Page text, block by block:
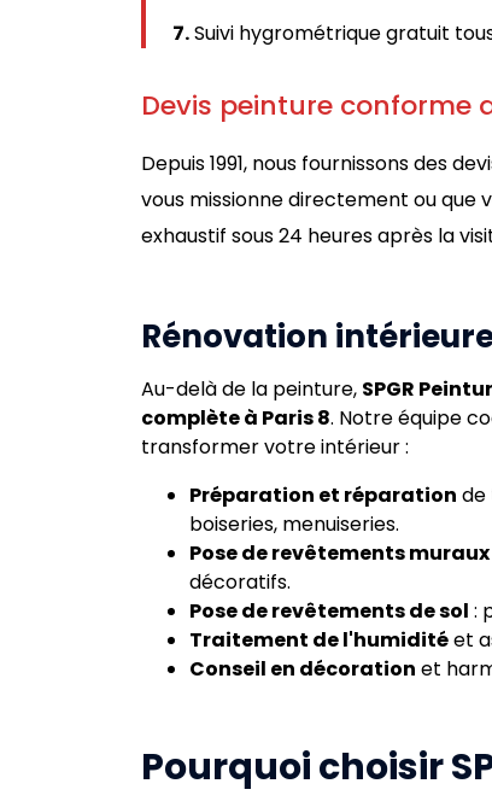
7.Suivi hygrométrique gratuit
Devis peinture conforme
Depuis 1991, nous fournissons des
vous missionne directement ou que
exhaustif sous 24 heures après la
Rénovation
Au-delà de la peinture, SPGR
complète à Paris 8. Notre équipe
transformer votre intérieur :
Préparation et réparation de
boiseries, menuiseries.
Pose de revêtements muraux
décoratifs.
Pose de revêtements de sol :
Traitement de l'humiditéet
Conseil en décoration et
Pourquoi choisir